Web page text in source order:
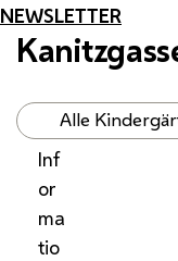
NEWSLETTER
Alle
Inf
or
ma
tio